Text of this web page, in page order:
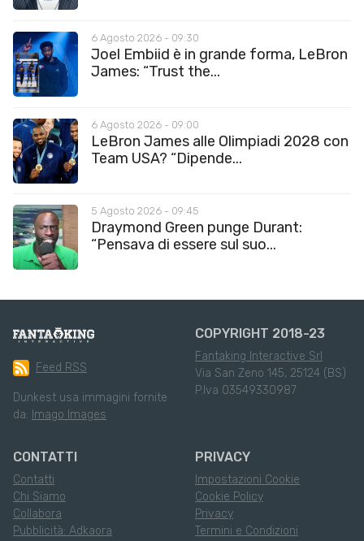
6 Agosto 2026 - 09:30
Joel Embiid è in grande forma, LeBron
James: “Trust the...
6 Agosto 2026 - 09:00
LeBron James alle Olimpiadi 2028 con
Team USA? “Dipende...
5 Agosto 2026 - 09:45
Draymond Green punge Durant:
“Pensava di essere sul suo...
Feed RSS
Dunkest usa immagini fornite
da: Imago Images
COPYRIGHT 2018-23
Fantaking Interactive Srl
Via San Zeno 145, 25124 (BS)
P.Iva 03549330987
CONTATTI
Contatti
Chi Siamo
Collabora
Pubblicità: Adkaora
PRIVACY
Impostazioni Cookie
Cookie Policy
Privacy
Termini e Condizioni